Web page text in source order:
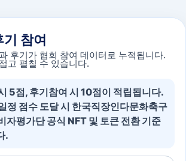
기 참여
후기가 협회 참여 데이터로 누적됩니다.
고 펼칠 수 있습니다.
5점, 후기참여 시 10점이 적립됩니다.
정 점수 도달 시 한국직장인다문화축구
자평가단 공식 NFT 및 토큰 전환 기준
.